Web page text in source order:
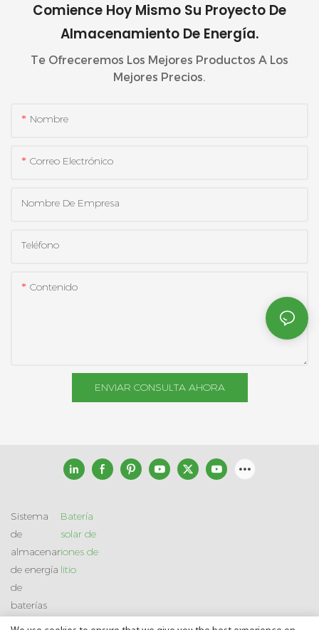
Comience Hoy Mismo Su Proyecto De
Almacenamiento De Energía.
Te Ofreceremos Los Mejores Productos A Los
Mejores Precios.
Nombre
Correo Electrónico
Nombre De Empresa
Teléfono
Contenido
ENVIAR CONSULTA AHORA
Sistema
de
almacenamiento
de energía
de
baterías
Batería
solar de
iones de
litio